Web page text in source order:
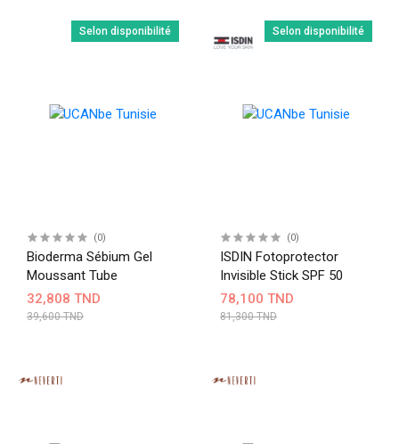
Selon disponibilité
(0)
Bioderma Sébium Gel
Moussant Tube
32,808 TND
39,600 TND
Selon disponibilité
(0)
ISDIN Fotoprotector
Invisible Stick SPF 50
78,100 TND
81,300 TND